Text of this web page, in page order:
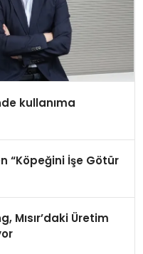
kullanıma
“Köpeğini İşe Götür
Mısır’daki Üretim